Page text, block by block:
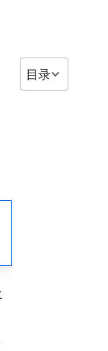
目录